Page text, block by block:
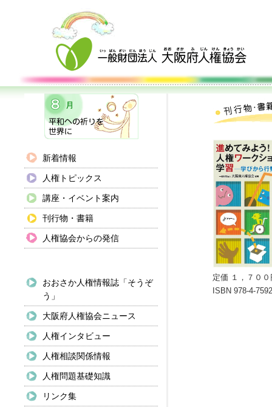
新着情報
人権トピックス
講座・イベント案内
刊行物・書籍
人権協会からの発信
おおさか人権情報誌「そうぞ
う」
大阪府人権協会ニュース
人権インタビュー
人権相談関係情報
人権問題基礎知識
リンク集
定価 １，７０
ISBN 978-4-